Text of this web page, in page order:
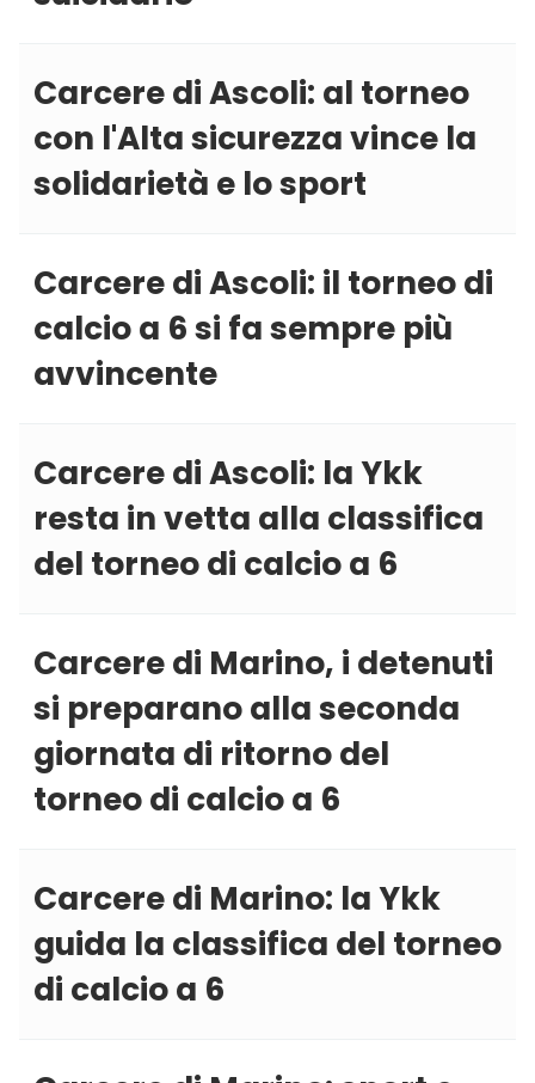
Carcere di Ascoli: al torneo
con l'Alta sicurezza vince la
solidarietà e lo sport
Carcere di Ascoli: il torneo di
calcio a 6 si fa sempre più
avvincente
Carcere di Ascoli: la Ykk
resta in vetta alla classifica
del torneo di calcio a 6
Carcere di Marino, i detenuti
si preparano alla seconda
giornata di ritorno del
torneo di calcio a 6
Carcere di Marino: la Ykk
guida la classifica del torneo
di calcio a 6